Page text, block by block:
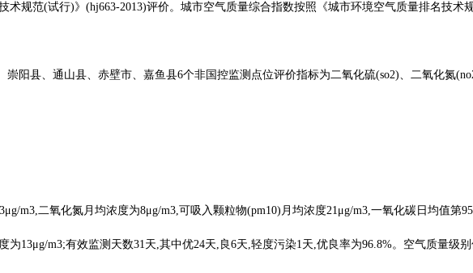
规范(试行)》(hj663-2013)评价。城市空气质量综合指数按照《城市环境空气质量排名技术
阳县、通山县、赤壁市、嘉鱼县6个非国控监测点位评价指标为二氧化硫(so2)、二氧化氮
m3,二氧化氮月均浓度为8μg/m3,可吸入颗粒物(pm10)月均浓度21μg/m3,一氧化碳日均值第
为13μg/m3;有效监测天数31天,其中优24天,良6天,轻度污染1天,优良率为96.8%。空气质量级